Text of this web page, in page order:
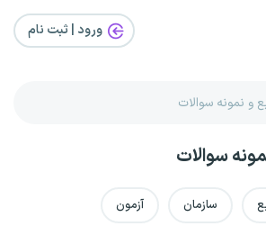
ورود | ثبت‌ نام
سوالات
سازمان آزمون